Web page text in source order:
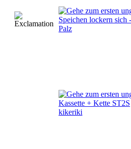
Speichen lockern sich
Palz
Kassette + Kette ST2S
kikeriki